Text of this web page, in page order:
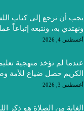
يجب أن نرجع إلى كتاب
ونهتدي به، ونتبعه إتباعاً
أغسطس 4, 2026
عندما لم تؤخذ منهجية
الكريم حصل ضياع للأمة
أغسطس 3, 2026
الغاية من الصلاة هو ذكر